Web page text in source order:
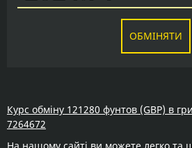
ОБМІНЯТИ
Курс обміну 121280 фунтов (GBP) в
7264672